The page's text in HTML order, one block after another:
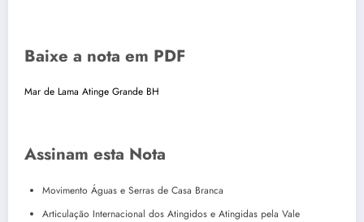
Baixe a nota em PDF
Mar de Lama Atinge Grande BH
Assinam esta Nota
Movimento Águas e Serras de Casa Branca
Articulação Internacional dos Atingidos e Atingidas pela Vale